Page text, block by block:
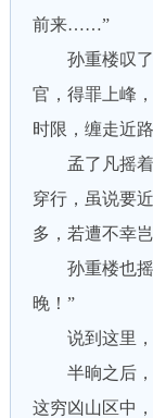
前来……”
孙重楼叹了
官，得罪上峰
时限，缠走近
孟了凡摇着
穿行，虽说要
多，若遭不幸
孙重楼也摇
晚！”
说到这里，
半晌之后，
这穷凶山区中